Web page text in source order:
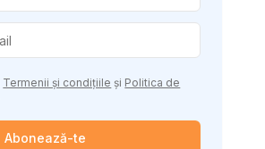
Termenii și condițiile și Politica de
Abonează-te